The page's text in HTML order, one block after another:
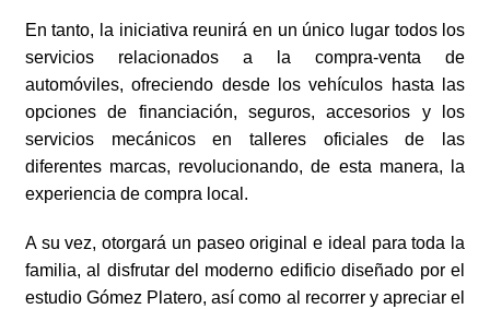
En tanto, la iniciativa reunirá en un único lugar todos los
servicios relacionados a la compra-venta de
automóviles, ofreciendo desde los vehículos hasta las
opciones de financiación, seguros, accesorios y los
servicios mecánicos en talleres oficiales de las
diferentes marcas, revolucionando, de esta manera, la
experiencia de compra local.
A su vez, otorgará un paseo original e ideal para toda la
familia, al disfrutar del moderno edificio diseñado por el
estudio Gómez Platero, así como al recorrer y apreciar el